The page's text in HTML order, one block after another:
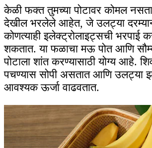
केळी फक्त तुमच्या पोटावर कोमल
देखील भरलेले आहेत, जे उलट्या
कोणत्याही इलेक्ट्रोलाइट्सची भरपाई
शकतात. या फळाचा मऊ पोत आणि
पोटाला शांत करण्यासाठी योग्य आहे.
पचण्यास सोपी असतात आणि उलट्या
आवश्यक ऊर्जा वाढवतात.